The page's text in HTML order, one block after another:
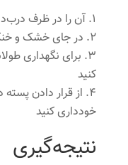
آن را در ظرف
در جای خشک و
برای نگهداری
کنید
از قرار دادن
خودداری کنید
نتیجه‌گیری